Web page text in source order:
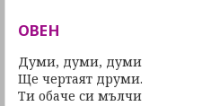
ОВЕН
Думи, думи, думи
Ще чертаят друми.
Ти обаче си мълчи